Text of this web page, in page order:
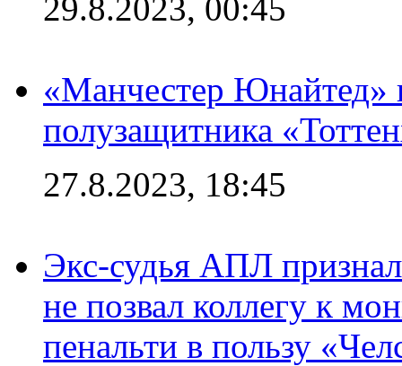
29.8.2023, 00:45
«Манчестер Юнайтед»
полузащитника
27.8.2023, 18:45
Экс-судья АПЛ
не позвал коллегу к
пенальти в пользу